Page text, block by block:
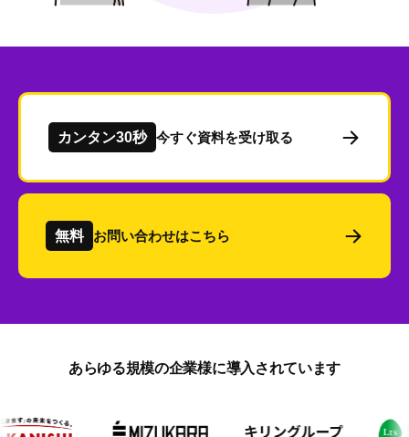
カンタン30秒 今すぐ資料を受け取る
無料 お問い合わせはこちら
あらゆる規模の企業様に導入されています